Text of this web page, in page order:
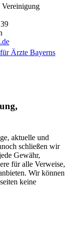
Vereinigung
Ärzte Bayerns
aktuelle und
schließen wir
Gewähr,
für alle Verweise,
Wir können
keine